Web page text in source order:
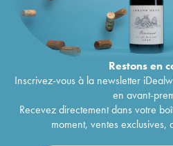
Restons en
Inscrivez-vous à la newsletter
en avant-
Recevez directement dans votre
moment, ventes exclusives,